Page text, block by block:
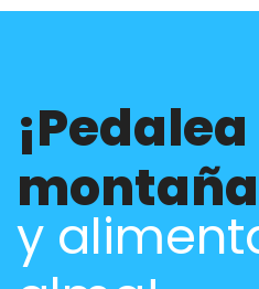
montaña
y